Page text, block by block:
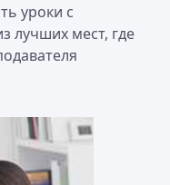
уроки с
лучших мест, где